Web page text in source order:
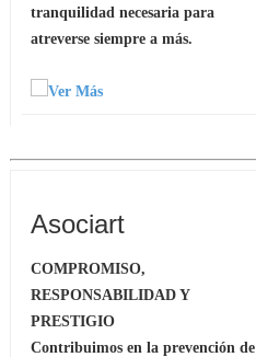
tranquilidad necesaria para
atreverse siempre a más.
Asociart
COMPROMISO,
RESPONSABILIDAD Y
PRESTIGIO
Contribuimos en la prevención de